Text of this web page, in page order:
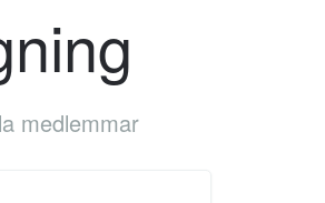
medlemmar